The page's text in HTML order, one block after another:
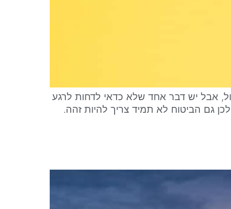
אבל יש דבר אחד שלא כדאי לדחות לרגע
גם הביטוח לא תמיד צריך להיות זהה.